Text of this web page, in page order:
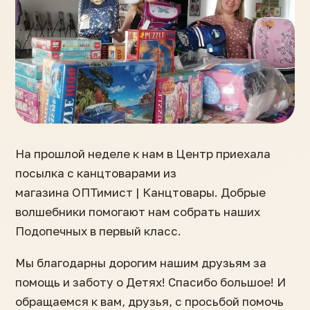
На прошлой неделе к нам в Центр приехала
посылка с канцтоварами из
магазина ОПТимист | Канцтовары. Добрые
волшебники помогают нам собрать наших
Подопечных в первый класс.
Мы благодарны дорогим нашим друзьям за
помощь и заботу о Детях! Спасибо большое! И
обращаемся к вам, друзья, с просьбой помочь